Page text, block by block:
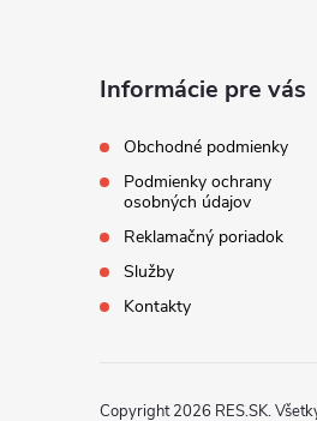
Informácie pre vás
Obchodné podmienky
Podmienky ochrany
osobných údajov
Reklamačný poriadok
Služby
Kontakty
Copyright 2026 RES.SK.